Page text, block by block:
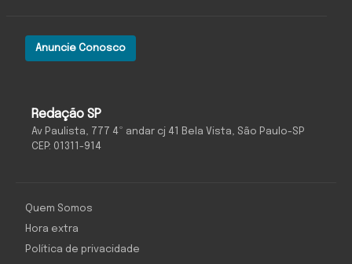
Redação SP
Av Paulista, 777 4º andar cj 41 Bela Vista, São Paulo-SP
CEP: 01311-914
Anuncie Conosco
Quem Somos
Hora extra
Política de privacidade